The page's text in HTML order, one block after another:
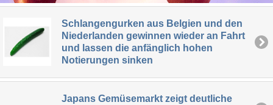
Schlangengurken aus Belgien und den
Niederlanden gewinnen wieder an Fahrt
und lassen die anfänglich hohen
Notierungen sinken
Japans Gemüsemarkt zeigt deutliche